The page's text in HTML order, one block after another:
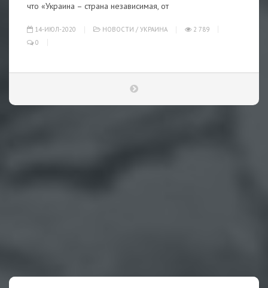
что «Украина – страна независимая, от
14-ИЮЛ-2020 НОВОСТИ / УКРАИНА
2 789
0